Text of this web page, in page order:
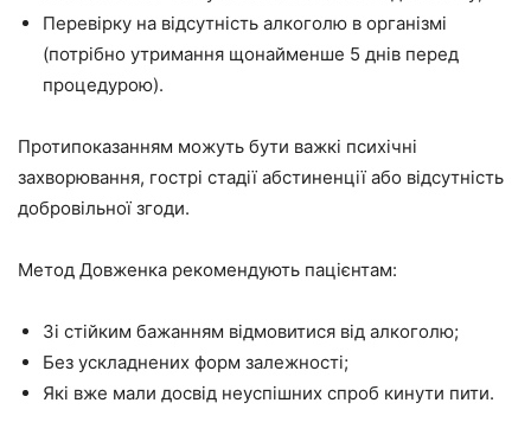
Перевірку на відсутність алкоголю в організмі
(потрібно утримання щонайменше 5 днів перед
процедурою).
Протипоказанням можуть бути важкі психічні
захворювання, гострі стадії абстиненції або відсутність
добровільної згоди.
Метод Довженка рекомендують пацієнтам:
Зі стійким бажанням відмовитися від алкоголю;
Без ускладнених форм залежності;
Які вже мали досвід неуспішних спроб кинути пити.